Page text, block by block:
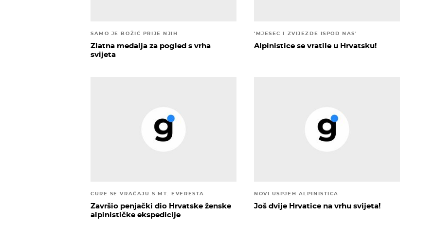
SAMO JE BOŽIĆ PRIJE NJIH
Zlatna medalja za pogled s vrha
svijeta
'MJESEC I ZVIJEZDE ISPOD NAS'
Alpinistice se vratile u Hrvatsku!
CURE SE VRAĆAJU S MT. EVERESTA
Završio penjački dio Hrvatske ženske
alpinističke ekspedicije
NOVI USPJEH ALPINISTICA
Još dvije Hrvatice na vrhu svijeta!